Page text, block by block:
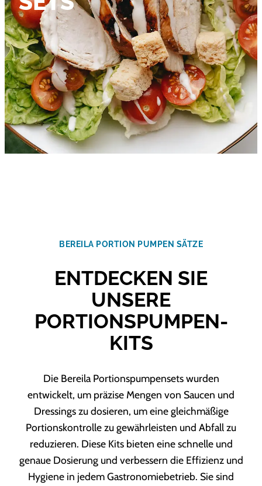
BEREILA PORTION PUMPEN SÄTZE
ENTDECKEN SIE
UNSERE
PORTIONSPUMPEN-
KITS
Die Bereila Portionspumpensets wurden
entwickelt, um präzise Mengen von Saucen und
Dressings zu dosieren, um eine gleichmäßige
Portionskontrolle zu gewährleisten und Abfall zu
reduzieren. Diese Kits bieten eine schnelle und
genaue Dosierung und verbessern die Effizienz und
Hygiene in jedem Gastronomiebetrieb. Sie sind